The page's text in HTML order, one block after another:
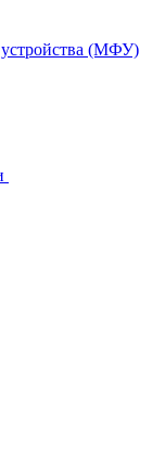
(МФУ)